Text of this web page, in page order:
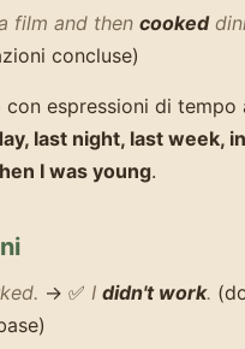
film and then cooked
concluse)
con espressioni di tempo
last night, last week,
I was young.
→ ✅ I didn't work.